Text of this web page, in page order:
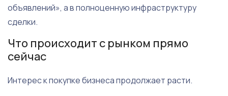
объявлений», а в полноценную инфраструктуру
сделки.
Что происходит с рынком прямо
сейчас
Интерес к покупке бизнеса продолжает расти.